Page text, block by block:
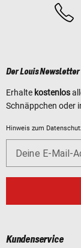
Der Louis Newsletter
Erhalte kostenlos
Schnäppchen oder
Hinweis zum
Deine E-Mail-
Kundenservice